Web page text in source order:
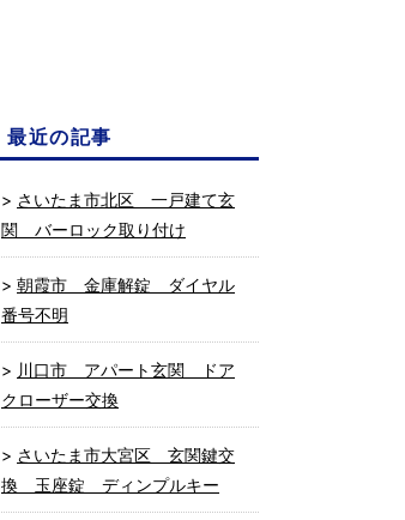
最近の記事
さいたま市北区 一戸建て玄
関 バーロック取り付け
朝霞市 金庫解錠 ダイヤル
番号不明
川口市 アパート玄関 ドア
クローザー交換
さいたま市大宮区 玄関鍵交
換 玉座錠 ディンプルキー